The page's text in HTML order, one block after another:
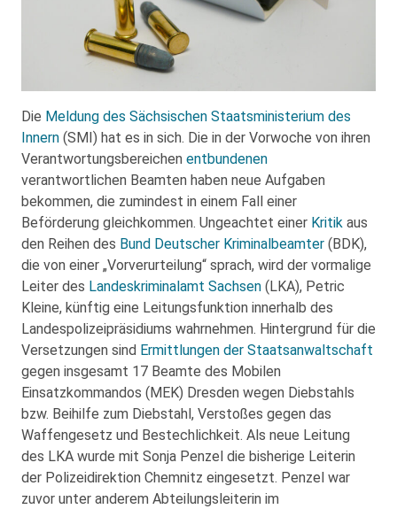
Die Meldung des Sächsischen Staatsministerium des
Innern (SMI) hat es in sich. Die in der Vorwoche von ihren
Verantwortungsbereichen entbundenen
verantwortlichen Beamten haben neue Aufgaben
bekommen, die zumindest in einem Fall einer
Beförderung gleichkommen. Ungeachtet einer Kritik aus
den Reihen des Bund Deutscher Kriminalbeamter (BDK),
die von einer „Vorverurteilung“ sprach, wird der vormalige
Leiter des Landeskriminalamt Sachsen (LKA), Petric
Kleine, künftig eine Leitungsfunktion innerhalb des
Landespolizeipräsidiums wahrnehmen. Hintergrund für die
Versetzungen sind Ermittlungen der Staatsanwaltschaft
gegen insgesamt 17 Beamte des Mobilen
Einsatzkommandos (MEK) Dresden wegen Diebstahls
bzw. Beihilfe zum Diebstahl, Verstoßes gegen das
Waffengesetz und Bestechlichkeit. Als neue Leitung
des LKA wurde mit Sonja Penzel die bisherige Leiterin
der Polizeidirektion Chemnitz eingesetzt. Penzel war
zuvor unter anderem Abteilungsleiterin im